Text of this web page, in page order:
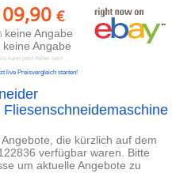
€
keine Angabe
keine Angabe
kann jetzt höher sein
live Preisvergleich starten!
die kürzlich auf dem
verfügbar waren. Bitte
um aktuelle Angebote zu